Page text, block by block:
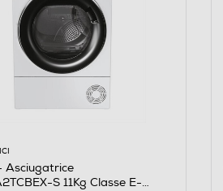
Asciugatrice
S 11Kg Classe E-